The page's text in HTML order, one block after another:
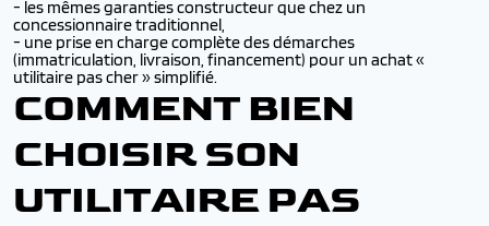
- les mêmes garanties constructeur que chez un
concessionnaire traditionnel,
- une prise en charge complète des démarches
(immatriculation, livraison, financement) pour un achat «
utilitaire pas cher » simplifié.
COMMENT BIEN
CHOISIR SON
UTILITAIRE PAS